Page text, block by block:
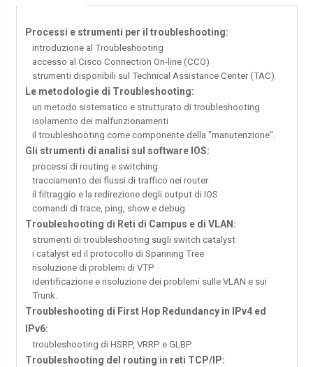
Processi e strumenti per il troubleshooting:
introduzione al Troubleshooting
accesso al Cisco Connection On-line (CCO)
strumenti disponibili sul Technical Assistance Center (TAC).
Le metodologie di Troubleshooting:
un metodo sistematico e strutturato di troubleshooting
isolamento dei malfunzionamenti
il troubleshooting come componente della "manutenzione".
Gli strumenti di analisi sul software IOS:
processi di routing e switching
tracciamento dei flussi di traffico nei router
il filtraggio e la redirezione degli output di IOS
comandi di trace, ping, show e debug.
Troubleshooting di Reti di Campus e di VLAN:
strumenti di troubleshooting sugli switch catalyst
i catalyst ed il protocollo di Spanning Tree
risoluzione di problemi di VTP
identificazione e risoluzione dei problemi sulle VLAN e sui
Trunk.
Troubleshooting di First Hop Redundancy in IPv4 ed
IPv6:
troubleshooting di HSRP, VRRP e GLBP.
Troubleshooting del routing in reti TCP/IP: